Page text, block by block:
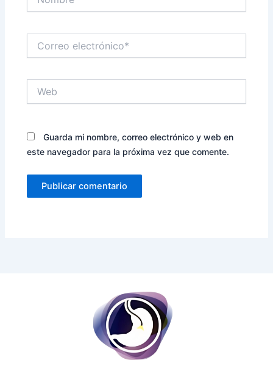
electrónico*
Guarda mi nombre, correo electrónico y web en
este navegador para la próxima vez que comente.